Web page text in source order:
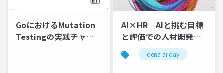
GoにおけるMutation
Testingの実践チャレ
AI×HR AIと挑む目標
と評価での人材開発サ
イクルdena ai day